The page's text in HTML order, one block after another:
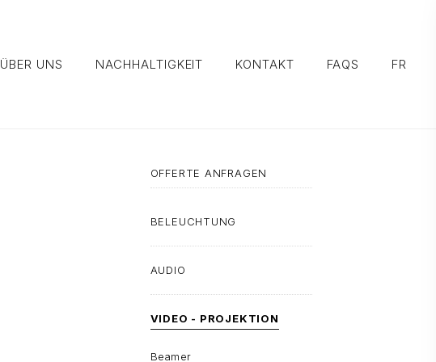
ÜBER UNS NACHHALTIGKEIT KONTAKT FAQS FR
OFFERTE ANFRAGEN
BELEUCHTUNG
AUDIO
VIDEO - PROJEKTION
Beamer